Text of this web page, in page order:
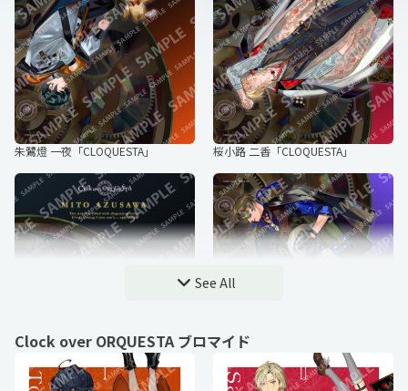
音葉 五百助「キービジュアル」 天馬 六華「キービジュアル」
朱鷺燈 一夜「CLOQUESTA」 桜小路 二香「CLOQUESTA」
See All
Clock over ORQUESTA ブロマイド